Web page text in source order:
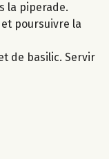
la piperade.
poursuivre la
de basilic. Servir